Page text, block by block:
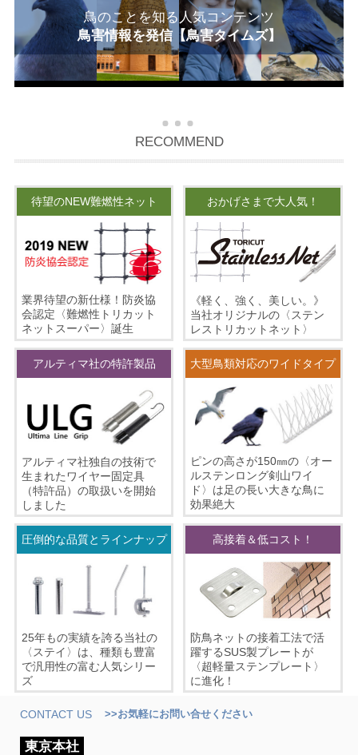
鳥のことを知る人気コンテンツ
鳥害情報を発信【鳥害タイムズ】
RECOMMEND
待望のNEW難燃性ネット
業界待望の新仕様！防炎協
会認定〈難燃性トリカット
ネットスーパー〉誕生
おかげさまで大人気！
《軽く、強く、美しい。》
当社オリジナルの〈ステン
レストリカットネット〉
アルティマ社の特許製品
アルティマ社独自の技術で
生まれたワイヤー固定具
（特許品）の取扱いを開始
しました
大型鳥類対応のワイドタイプ
ピンの高さが150㎜の〈オー
ルステンロング剣山ワイ
ド〉は足の長い大きな鳥に
効果絶大
圧倒的な品質とラインナップ
25年もの実績を誇る当社の
〈ステイ〉は、種類も豊富
で汎用性の富む人気シリー
ズ
高接着＆低コスト！
防鳥ネットの接着工法で活
躍するSUS製プレートが
〈超軽量ステンプレート〉
に進化！
CONTACT US >>お気軽にお問い合せください
東京本社